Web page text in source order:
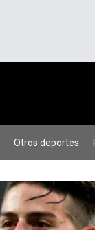
Otros deportes